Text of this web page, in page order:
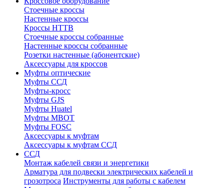
Стоечные кроссы
Настенные кроссы
Кроссы HTTB
Стоечные кроссы собранные
Настенные кроссы собранные
Розетки настенные (абонентские)
Аксессуары для кроссов
Муфты оптические
Муфты ССД
Муфты-кросс
Муфты GJS
Муфты Huatel
Муфты МВОТ
Муфты FOSC
Аксессуары к муфтам
Аксессуары к муфтам ССД
ССД
Монтаж кабелей связи и энергетики
Арматура для подвески электрических кабелей и
грозотроса Инструменты для работы с кабелем